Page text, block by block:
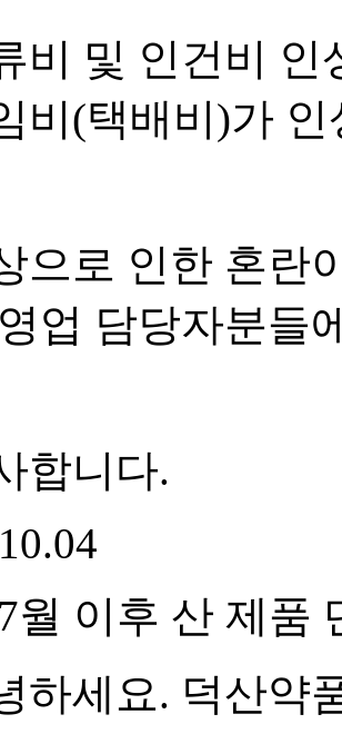
비 및 인건비 인
비(택배비)가
으로 인한 혼란
업 담당자분들
합니다.
월 이후 산 제품
하세요. 덕산약